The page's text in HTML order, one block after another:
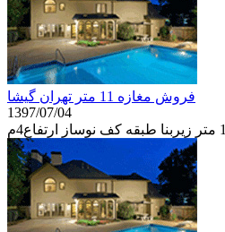
فروش مغازه 11 متر تهران گيشا
1397/07/04